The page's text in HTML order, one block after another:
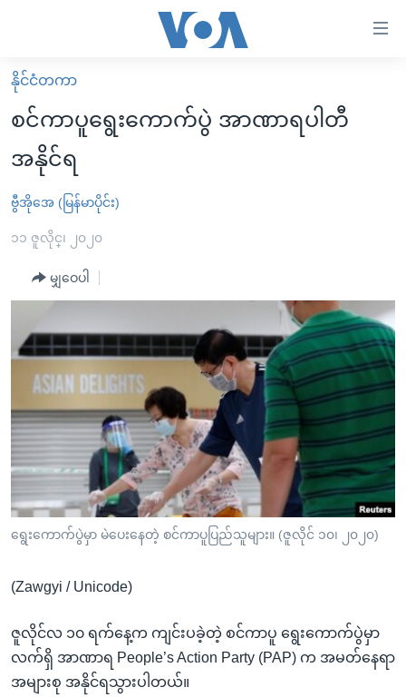
လွယ်ကူ
စေ
သည့်
များ
ပင်မ
ကြည့်
ရန်
အ
ညွန်း
စာမျက်နှာ
ကျော်
ကြည့်
ရှာဖွေ
နေရာ
သို့
ကျော်
မူလစာမျက်နှာ
မြန်မာ
ကမ္ဘာ့သတင်းများ
နိုင်ငံတကာ
အစ္စရေး-ပါလက်စတိုင်း
ဗွီဒီယို
အင်္ဂလိပ်စာလေ့လာမယ်
မကြေးမုံရဲ့ အင်္ဂလိပ်စာ
ရုပ်ရှင်ထဲက အင်္ဂလိပ်စာ
သုတပဒေသာ အင်္ဂလိပ်စာ
ရေဒီယို
တီဗွီ
ရေဒီယိုနှင့်ရုပ်သံ အချက်အလက်များ
ရေဒီယို/တီဗွီအစီအစဉ်
Learning English
ဗွီအိုအေ လူမှုကွန်ယက်များ
နိုင်ငံတကာ
စင်ကာပူရွေးကောက်ပွဲ အာဏာရပါတီ
အနိုင်ရ
ဗွီအိုအေ (မြန်မာပိုင်း)
၁၁ ဇူလိုင္၊ ၂၀၂၀
မျှဝေပါ
ရွေးကောက်ပွဲမှာ မဲပေးနေတဲ့ စင်ကာပူပြည်သူများ။ (ဇူလိုင် ၁၀၊ ၂၀၂၀)
(Zawgyi / Unicode)
ဇူလိုင်လ ၁၀ ရက်နေ့က ကျင်းပခဲ့တဲ့ စင်ကာပူ ရွေးကောက်ပွဲမှာ
လက်ရှိ အာဏာရ People’s Action Party (PAP) က အမတ်နေရာ
အများစု အနိုင်ရသွားပါတယ်။